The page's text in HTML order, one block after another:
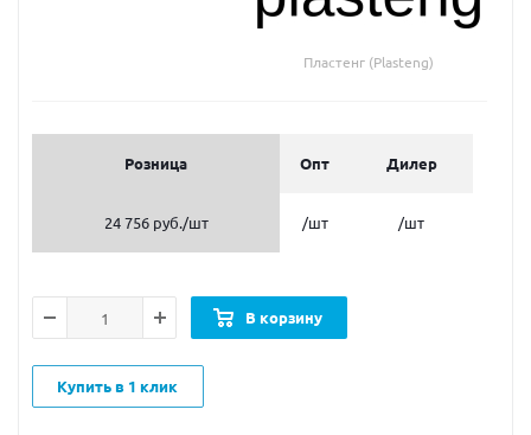
Пластенг (Plasteng)
Розница Опт Дилер
24 756 руб./шт /шт /шт
В корзину
Купить в 1 клик